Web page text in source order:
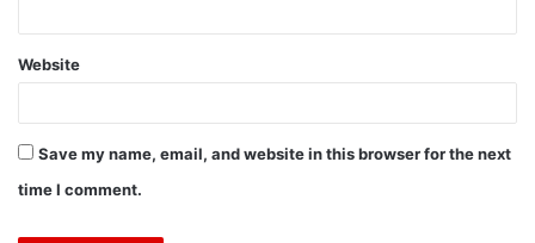
Website
Save my name, email, and website in this browser for the next
time I comment.